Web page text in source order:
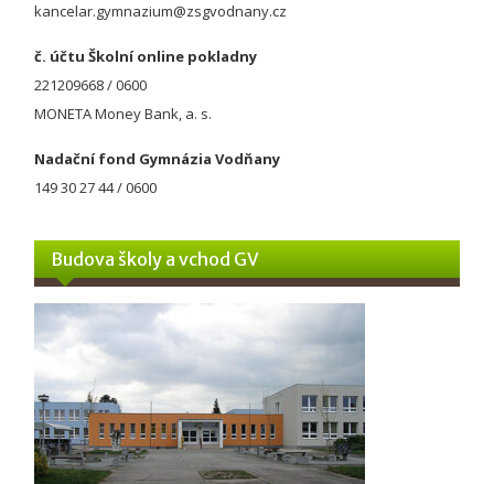
kancelar.gymnazium@zsgvodnany.cz
č. účtu Školní online pokladny
221209668 / 0600
MONETA Money Bank, a. s.
Nadační fond Gymnázia Vodňany
149 30 27 44 / 0600
Budova školy a vchod GV